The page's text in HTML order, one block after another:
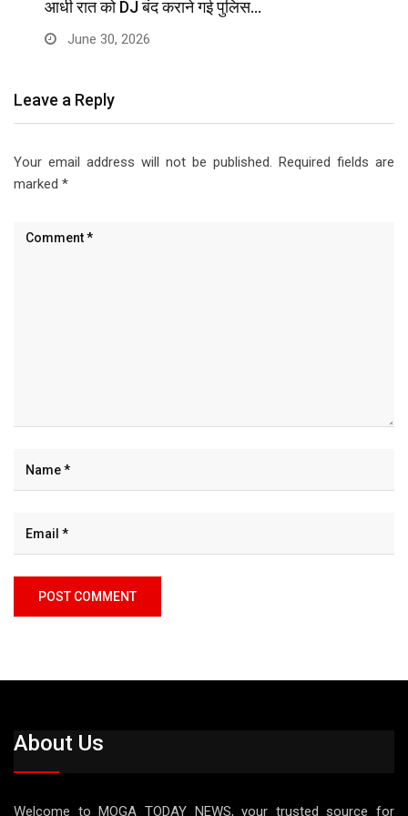
आधी रात को DJ बंद कराने गई पुलिस…
June 30, 2026
Leave a Reply
Your email address will not be published. Required fields are
marked *
About Us
Welcome to MOGA TODAY NEWS, your trusted source for